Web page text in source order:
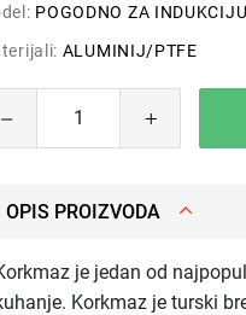
POGODNO ZA INDUKCIJU
ALUMINIJ/PTFE
OPIS PROIZVODA
je jedan od
Korkmaz je turski